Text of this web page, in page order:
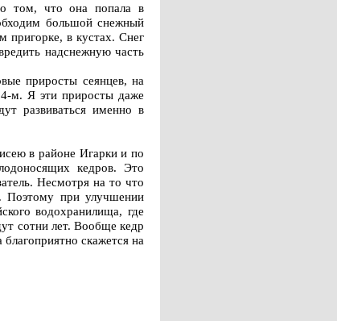
том, что она попала в
большой снежный
пригорке, в кустах. Снег
надснежную часть
приросты сеянцев, на
м. Я эти приросты даже
развиваться именно в
в районе Игарки и по
кедров. Это
Несмотря на то что
Поэтому при улучшении
водохранилища, где
сотни лет. Вообще кедр
скажется на